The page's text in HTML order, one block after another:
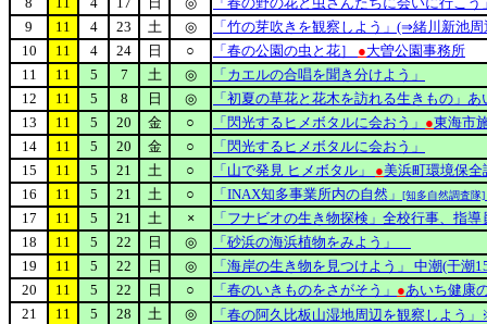
9
11 4 23 土 ◎
「竹の芽吹きを観察しよう」(⇒緒川新池周
10
11 4 24 日 ○ 「春の公園の虫と花］ ●大曽公園事務所
11
11 5 7 土 ◎
「カエルの合唱を聞き分けよう」
12
11 5 8 日 ◎
「初夏の草花と花木を訪れる生きもの」
13
11 5 20 金 ○ 「閃光するヒメボタルに会おう」 ●東海市
14
11 5 20 金 ○
「閃光するヒメボタルに会おう」
15
11 5 21 土 ○ 「山で発見 ヒメボタル」 ●美浜町環境保全
16
11 5 21 土 ○ 「INAX知多事業所内の自然」 [知多自然調査隊]
17 11 5 21 土 ×
「フナビオの生き物探検」全校行事、指
18
11 5 22 日 ◎
「砂浜の海浜植物をみよう」
19
11 5 22 日 ◎
「海岸の生き物を見つけよう」 中潮(干潮
20
11 5 22 日 ○ 「春のいきものをさがそう」 ●あいち健康
21
11 5 28 土 ◎
「春の阿久比板山湿地周辺を観察しよう